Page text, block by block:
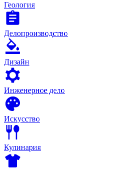
Геология
Делопроизводство
Дизайн
Инженерное дело
Искусство
Кулинария